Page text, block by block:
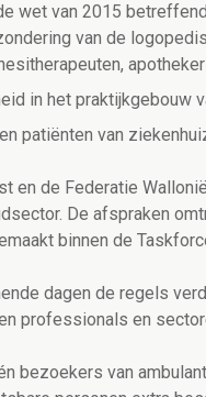
wet van 2015
van de
in het praktijkgebouw
patiënten van
en de Federatie
De afspraken
binnen de
dagen de regels
professionals en
bezoekers van